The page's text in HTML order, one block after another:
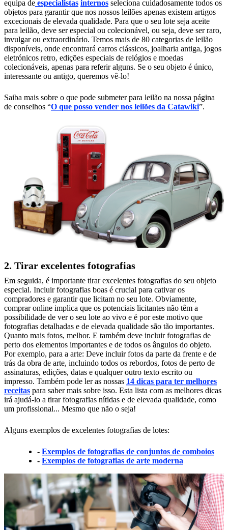
equipa de especialistas internos seleciona cuidadosamente todos os
objetos para garantir que nos nossos leilões apenas existem artigos
excecionais de elevada qualidade. Para que o seu lote seja aceite
para leilão, deve ser especial ou colecionável, ou seja, deve ser raro,
invulgar ou extraordinário. Temos mais de 80 categorias de leilão
disponíveis, onde encontrará carros clássicos, joalharia antiga, jogos
eletrónicos retro, edições especiais de relógios e moedas
colecionáveis, apenas para referir alguns. Se o seu objeto é único,
interessante ou antigo, queremos vê-lo!
Saiba mais sobre o que pode submeter para leilão na nossa página
de conselhos “O que posso vender nos leilões da Catawiki”.
2. Tirar excelentes fotografias
Em seguida, é importante tirar excelentes fotografias do seu objeto
especial. Incluir fotografias boas é crucial para cativar os
compradores e garantir que licitam no seu lote. Obviamente,
comprar online implica que os potenciais licitantes não têm a
possibilidade de ver o seu lote ao vivo e é por este motivo que
fotografias detalhadas e de elevada qualidade são tão importantes.
Quanto mais fotos, melhor. E também deve incluir fotografias de
perto dos elementos importantes e de todos os ângulos do objeto.
Por exemplo, para a arte: Deve incluir fotos da parte da frente e de
trás da obra de arte, incluindo todos os rebordos, fotos de perto de
assinaturas, edições, datas e qualquer outro texto escrito ou
impresso. Também pode ler as nossas 14 dicas para ter melhores
receitas para saber mais sobre isso. Esta lista com as melhores dicas
irá ajudá-lo a tirar fotografias nítidas e de elevada qualidade, como
um profissional... Mesmo que não o seja!
Alguns exemplos de excelentes fotografias de lotes:
- Exemplos de fotografias de conjuntos de comboios
- Exemplos de fotografias de arte moderna